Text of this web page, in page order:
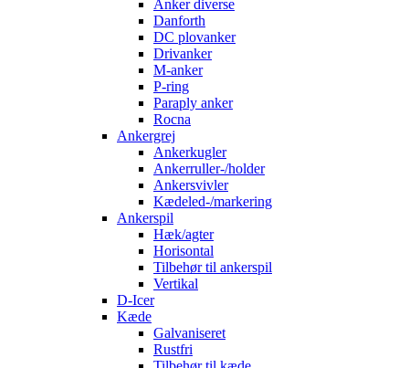
Anker diverse
Danforth
DC plovanker
Drivanker
M-anker
P-ring
Paraply anker
Rocna
Ankergrej
Ankerkugler
Ankerruller-/holder
Ankersvivler
Kædeled-/markering
Ankerspil
Hæk/agter
Horisontal
Tilbehør til ankerspil
Vertikal
D-Icer
Kæde
Galvaniseret
Rustfri